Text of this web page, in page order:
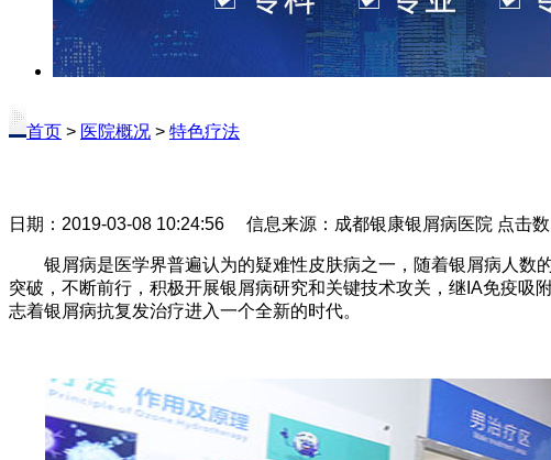
首页 > 医院概况 > 特色疗法
日期：2019-03-08 10:24:56 信息来源：成都银康银屑病医院 点击数
银屑病是医学界普遍认为的疑难性皮肤病之一，随着银屑病人数
突破，不断前行，积极开展银屑病研究和关键技术攻关，继IA免疫
志着银屑病抗复发治疗进入一个全新的时代。